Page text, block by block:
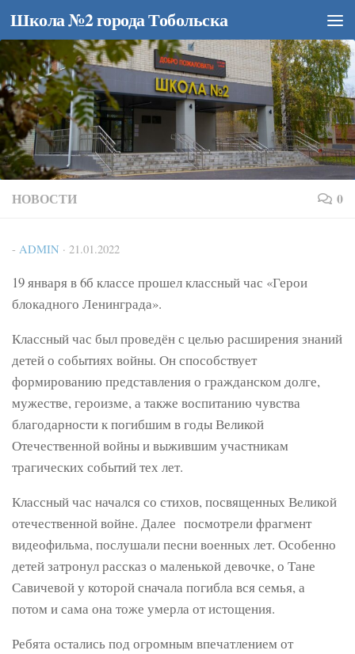
Перейти к содержимому
Школа №2 города Тобольска
НОВОСТИ 0
- ADMIN · 21.01.2022
19 января в 6б классе прошел классный час «Герои
блокадного Ленинграда».
Классный час был проведён с целью расширения знаний
детей о событиях войны. Он способствует
формированию представления о гражданском долге,
мужестве, героизме, а также воспитанию чувства
благодарности к погибшим в годы Великой
Отечественной войны и выжившим участникам
трагических событий тех лет.
Классный час начался со стихов, посвященных Великой
отечественной войне. Далее посмотрели фрагмент
видеофильма, послушали песни военных лет. Особенно
детей затронул рассказ о маленькой девочке, о Тане
Савичевой у которой сначала погибла вся семья, а
потом и сама она тоже умерла от истощения.
Ребята остались под огромным впечатлением от